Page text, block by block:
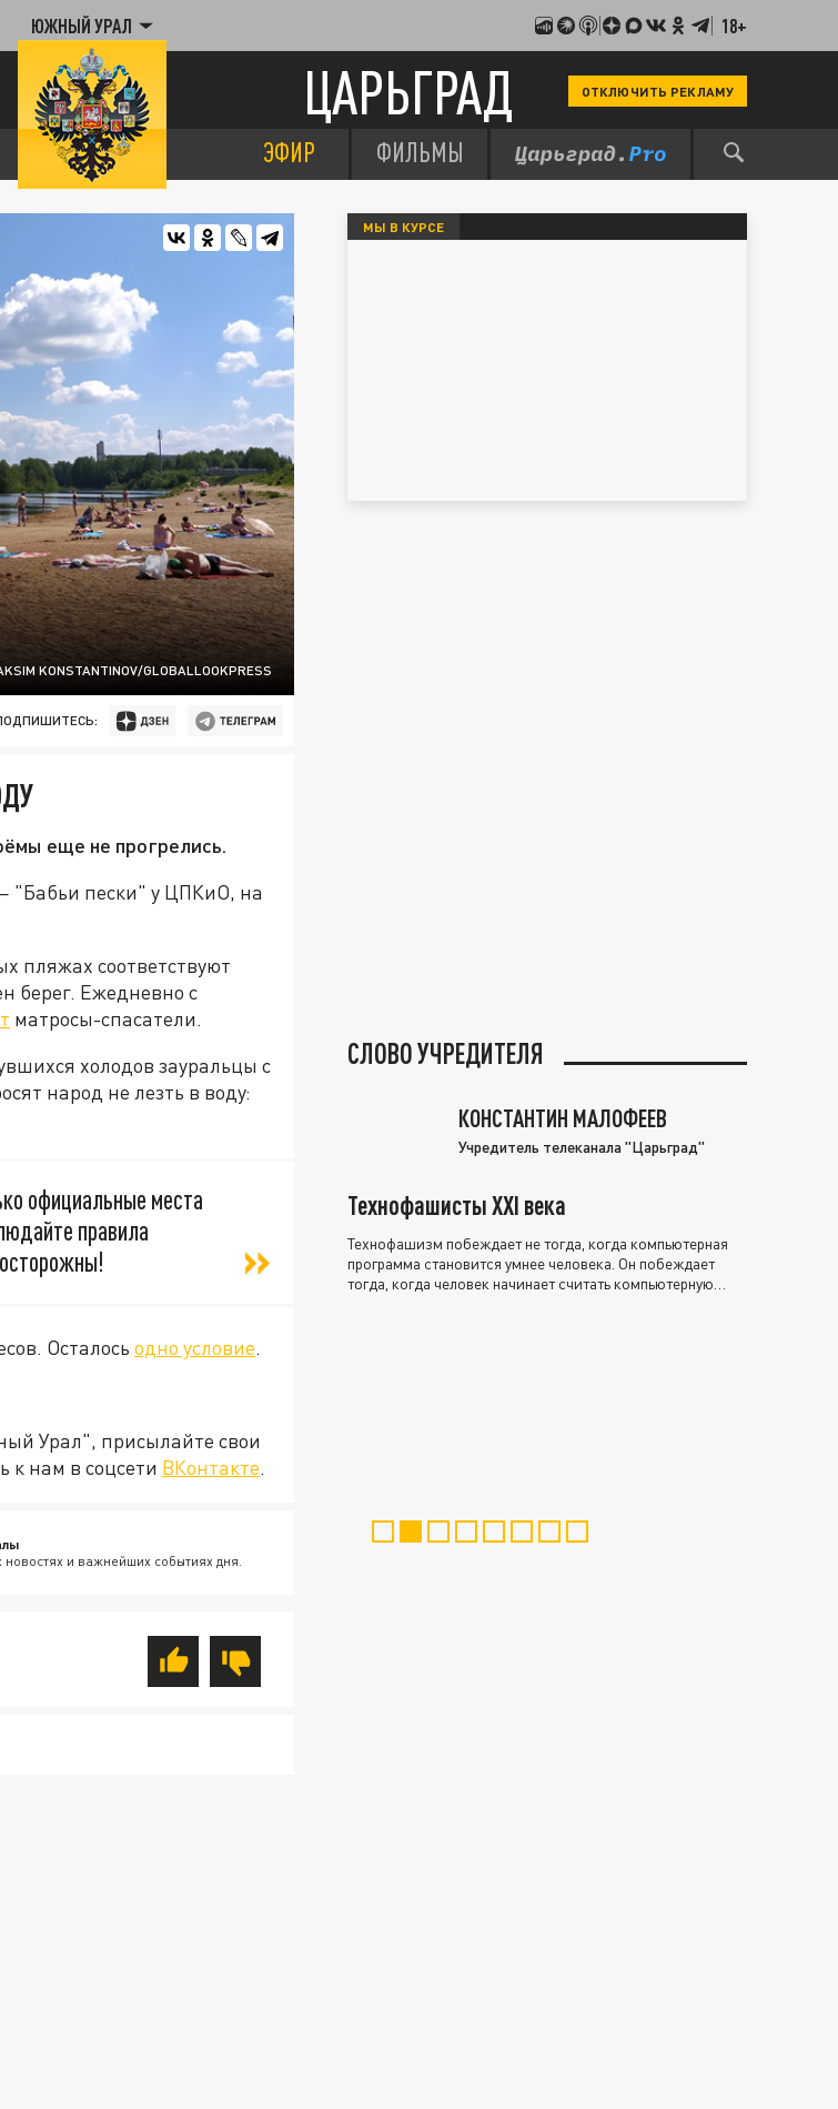
ЮЖНЫЙ УРАЛ 18+
ЦАРЬГРАД ОТКЛЮЧИТЬ РЕКЛАМУ
ЭФИР ФИЛЬМЫ
KONSTANTINOV/GLOBALLOOKPRESS
еще не прогрелись.
"Бабьи пески" у ЦПКиО, на
пляжах соответствуют
берег. Ежедневно с
матросы-спасатели.
холодов зауральцы с
народ не лезть в воду:
официальные места
правила
Осталось одно условие.
Урал", присылайте свои
к нам в соцсети ВКонтакте.
и важнейших событиях дня.
МЫ В КУРСЕ
СЛОВО УЧРЕДИТЕЛЯ
КОНСТАНТИН МАЛОФЕЕВ
Учредитель телеканала "Царьград"
Технофашисты XXI века
Технофашизм побеждает не тогда, когда компьютерная
программа становится умнее человека. Он побеждает
тогда, когда человек начинает считать компьютерную